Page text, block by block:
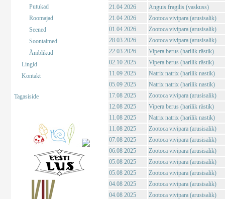
Putukad
Roomajad
Seened
Soontaimed
Ämblikud
Lingid
Kontakt
Tagasiside
21.04 2026
Anguis fragilis (vaskuss)
21.04 2026
Zootoca vivipara (arusisalik)
01.04 2026
Zootoca vivipara (arusisalik)
28.03 2026
Zootoca vivipara (arusisalik)
22.03 2026
Vipera berus (harilik rästik)
02.10 2025
Vipera berus (harilik rästik)
11.09 2025
Natrix natrix (harilik nastik)
05.09 2025
Natrix natrix (harilik nastik)
17.08 2025
Zootoca vivipara (arusisalik)
12.08 2025
Vipera berus (harilik rästik)
11.08 2025
Natrix natrix (harilik nastik)
11.08 2025
Zootoca vivipara (arusisalik)
07.08 2025
Zootoca vivipara (arusisalik)
06.08 2025
Zootoca vivipara (arusisalik)
05.08 2025
Zootoca vivipara (arusisalik)
05.08 2025
Zootoca vivipara (arusisalik)
04.08 2025
Zootoca vivipara (arusisalik)
04.08 2025
Zootoca vivipara (arusisalik)